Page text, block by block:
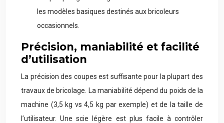
les modèles basiques destinés aux bricoleurs
occasionnels.
Précision, maniabilité et facilité
d’utilisation
La précision des coupes est suffisante pour la plupart des
travaux de bricolage. La maniabilité dépend du poids de la
machine (3,5 kg vs 4,5 kg par exemple) et de la taille de
l’utilisateur. Une scie légère est plus facile à contrôler